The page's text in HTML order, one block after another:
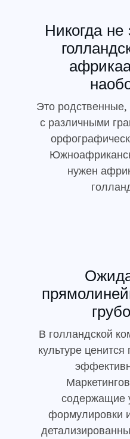
Никогда
Это
с различными
нужен
В голландской
культуре
содержащие
формулировки